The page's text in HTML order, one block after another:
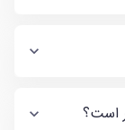
است؟